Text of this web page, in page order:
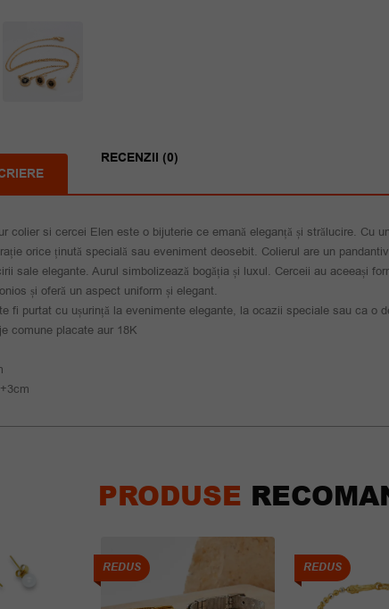
RECENZII (0)
colier si cercei Elen este o bijuterie ce emană eleganță și strălucire. Cu
orice ținută specială sau eveniment deosebit. Colierul are un
sale elegante. Aurul simbolizează bogăția și luxul. Cerceii au aceeași
și oferă un aspect uniform și elegant.
fi purtat cu ușurință la evenimente elegante, la ocazii speciale sau ca o
comune placate aur 18K
PRODUSE
REDUS REDUS